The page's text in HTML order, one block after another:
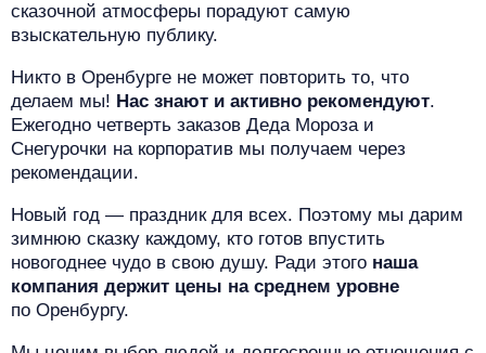
сказочной атмосферы порадуют самую
взыскательную публику.
Никто в Оренбурге не может повторить то, что
делаем мы! Нас знают и активно рекомендуют.
Ежегодно четверть заказов Деда Мороза и
Снегурочки на корпоратив мы получаем через
рекомендации.
Новый год — праздник для всех. Поэтому мы дарим
зимнюю сказку каждому, кто готов впустить
новогоднее чудо в свою душу. Ради этого наша
компания держит цены на среднем уровне
по Оренбургу.